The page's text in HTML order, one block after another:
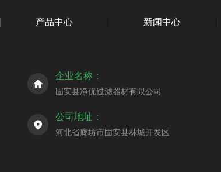
产品中心 新闻中心
企业名称：
固安县净优过滤器材有限公司
公司地址：
河北省廊坊市固安县林城开发区